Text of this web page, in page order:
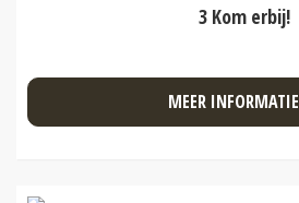
3 Kom erbij!
MEER INFORMATIE